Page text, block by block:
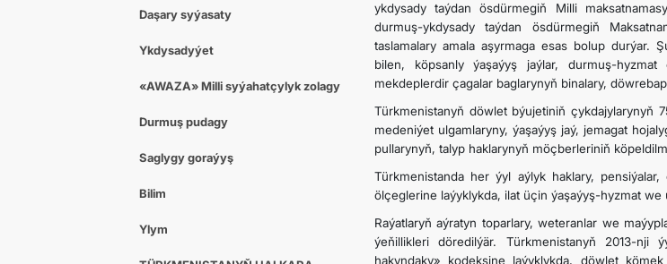
KONSOLOSLUK RANDEVU
KONSOLOSLUK
DB
İLETIŞIM
Daşary syýasaty
Ykdysadyýet
«AWAZA» Milli syýahatçylyk zolagy
Durmuş pudagy
Saglygy goraýyş
Bilim
Ylym
ykdysady taýdan ösdürmegiň Milli
durmuş-ykdysady taýdan ösdürmegiň
taslamalary amala aşyrmaga esas bolup durýar.
bilen, köpsanly ýaşaýyş jaýlar, durmuş-
mekdeplerdir çagalar baglarynyň binalary,
Türkmenistanyň döwlet býujetiniň çykdajylarynyň
medeniýet ulgamlaryny, ýaşaýyş jaý, jemagat
pullarynyň, talyp haklarynyň möçberleriniň
Türkmenistanda her ýyl aýlyk haklary,
ölçeglerine laýyklykda, ilat üçin ýaşaýyş-hyzmat
Raýatlaryň aýratyn toparlary, weteranlar we
ýe­ňillikleri döredilýär. Türkmenistanyň 2013-
hakyndaky» kodeksine laýyklykda, döwlet